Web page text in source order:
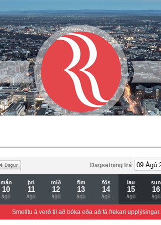
Dagsetning frá
mán
10
ágú
þri
11
ágú
mið
12
ágú
fim
13
ágú
fös
14
ágú
lau
15
ágú
sun
16
ágú
Smelltu á verð til að bóka eða að fá frekari upplýsingar.